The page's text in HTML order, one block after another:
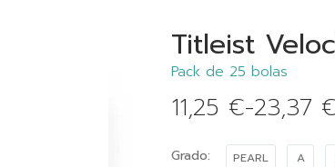
Titleist
Pack de 25 bolas
11,25 €-23,37
Grado PEARL A